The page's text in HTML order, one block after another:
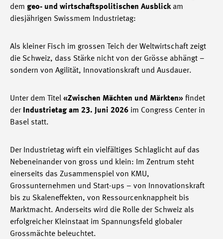
dem geo- und wirtschaftspolitischen Ausblickam
diesjährigen Swissmem Industrietag:
Als kleiner Fisch im grossen Teich der Weltwirtschaft zeigt
die Schweiz, dass Stärke nicht von der Grösse abhängt –
sondern von Agilität, Innovationskraft und Ausdauer.
Unter dem Titel «Zwischen Mächten und Märkten» findet
der Industrietag am 23. Juni 2026 im Congress Center in
Basel statt.
Der Industrietag wirft ein vielfältiges Schlaglicht auf das
Nebeneinander von gross und klein: Im Zentrum steht
einerseits das Zusammenspiel von KMU,
Grossunternehmen und Start-ups – von Innovationskraft
bis zu Skaleneffekten, von Ressourcenknappheit bis
Marktmacht. Anderseits wird die Rolle der Schweiz als
erfolgreicher Kleinstaat im Spannungsfeld globaler
Grossmächte beleuchtet.